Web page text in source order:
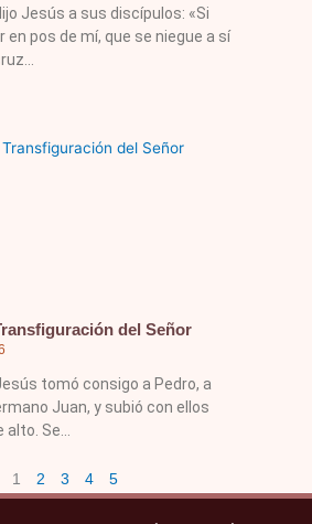
Jesús a sus discípulos: «Si
en pos de mí, que se niegue a sí
del Señor
tomó consigo a Pedro, a
Juan, y subió con ellos
alto. Se
1 2 3 4 5